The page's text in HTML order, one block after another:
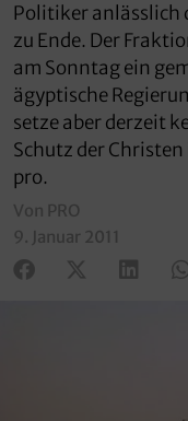
Politiker anlässlich
zu Ende. Der
am Sonntag ein
ägyptische
setze aber derzeit
Schutz der
pro.
Von PRO
9. Januar 2011